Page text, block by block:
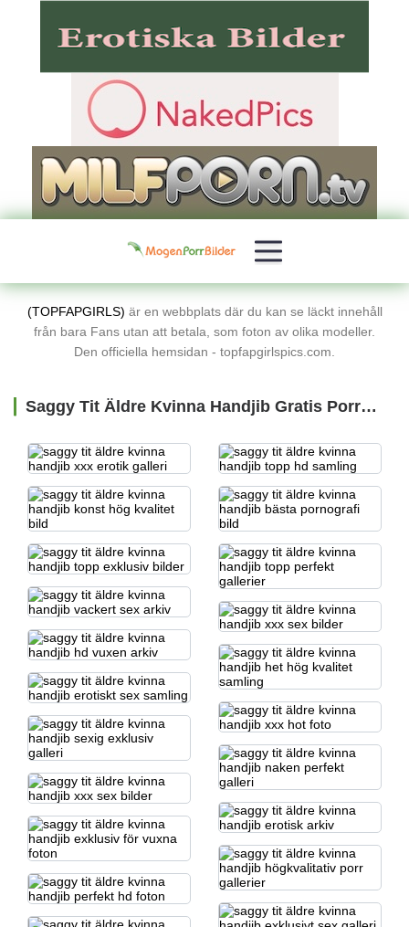
(TOPFAPGIRLS) är en webbplats där du kan se läckt innehåll
från bara Fans utan att betala, som foton av olika modeller.
Den officiella hemsidan - topfapgirlspics.com.
Saggy Tit Äldre Kvinna Handjib Gratis Porrbilder